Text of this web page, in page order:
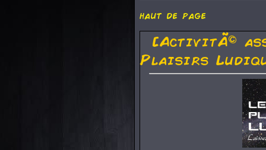
haut de page
[ActivitÃ©
Plaisirs